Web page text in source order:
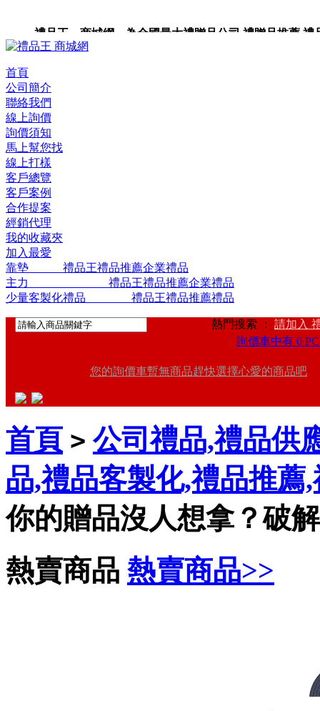
禮品王 商城網 為全國最大禮贈品公司,禮贈品推薦,禮
品包裝,禮品卡,企業禮品,禮品小物,高級禮品,禮品網站。
首頁
公司簡介
聯絡我們
線上詢價
詢價須知
馬上幫您找
線上打樣
客戶總覽
客戶案例
合作提案
經銷代理
我的收藏夾
加入最愛
靠墊 禮品王禮品推薦企業禮品
主力 禮品王禮品推薦企業禮品
少量客製化禮品 禮品王禮品推薦禮品
熱門搜索 ： 請加入
詢價車中有 0
您的詢價車暫無商品趕快選擇心愛的商品吧
首頁 > 公司禮品,禮品供
品,禮品客製化,禮品推薦
你的贈品沒人想拿？破
熱賣商品 熱賣商品>>